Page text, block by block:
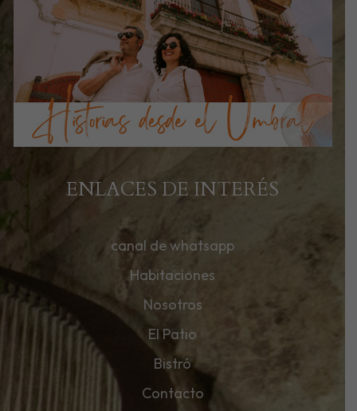
ENLACES DE INTERÉS
canal de whatsapp
Habitaciones
Nosotros
El Patio
Bistró
Contacto